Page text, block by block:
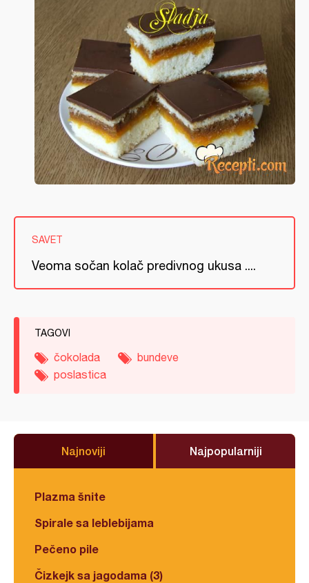
SAVET
Veoma sočan kolač predivnog ukusa ....
TAGOVI
čokolada
bundeve
poslastica
Najnoviji Najpopularniji
Plazma šnite
Spirale sa leblebijama
Pečeno pile
Čizkejk sa jagodama (3)